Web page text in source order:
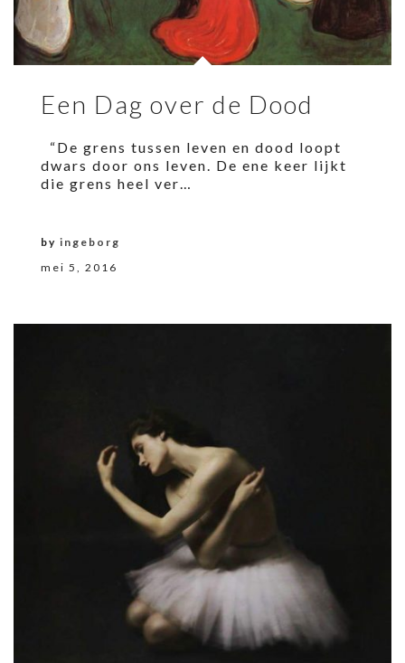
Een Dag over de Dood
“De grens tussen leven en dood loopt
dwars door ons leven. De ene keer lijkt
die grens heel ver…
mei 5, 2016
by ingeborg